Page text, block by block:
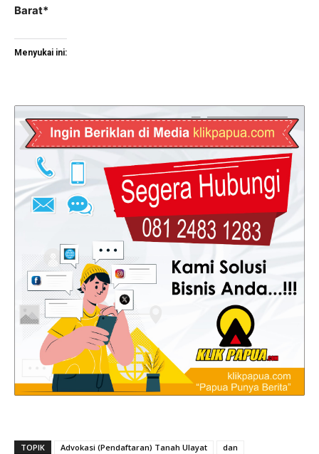
Barat*
Menyukai ini:
TOPIK Advokasi (Pendaftaran) Tanah Ulayat
dan